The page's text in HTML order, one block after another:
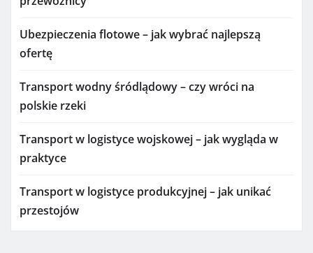
Ubezpieczenia flotowe – jak wybrać najlepszą
ofertę
Transport wodny śródlądowy – czy wróci na
polskie rzeki
Transport w logistyce wojskowej – jak wygląda w
praktyce
Transport w logistyce produkcyjnej – jak unikać
przestojów